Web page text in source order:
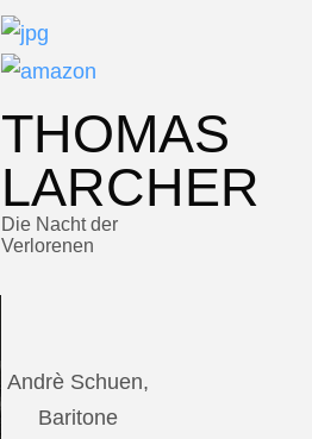
THOMAS
LARCHER
Die Nacht der
Verlorenen
Andrè Schuen,
Baritone